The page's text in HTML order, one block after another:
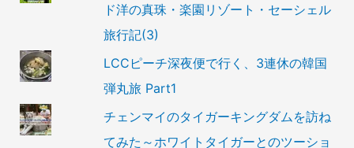
ド洋の真珠・楽園リゾート・セーシェル
旅行記(3)
LCCピーチ深夜便で行く、3連休の韓国
弾丸旅 Part1
チェンマイのタイガーキングダムを訪ね
てみた～ホワイトタイガーとのツーショ